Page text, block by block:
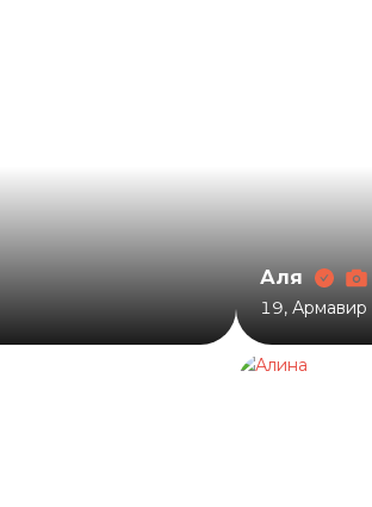
Аля
19, Армавир